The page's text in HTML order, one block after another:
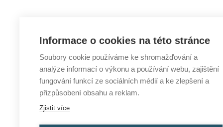
Informace o cookies na této stránce
Soubory cookie používáme ke shromažďování a
analýze informací o výkonu a používání webu, zajištění
fungování funkcí ze sociálních médií a ke zlepšení a
přizpůsobení obsahu a reklam.
Zjistit více